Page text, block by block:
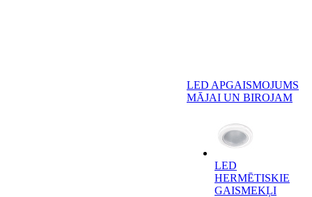
LED APGAISMOJUMS
MĀJAI UN BIROJAM
LED
HERMĒTISKIE
GAISMEKĻI